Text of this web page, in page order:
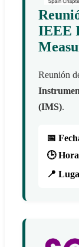
IEEE
Reunión
(IMS).
📅
🕒
📍